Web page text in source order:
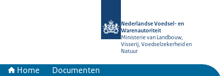
Nederlandse Voedsel- en
Warenautoriteit
Ministerie van Landbouw,
Visserij, Voedselzekerheid en
Natuur
Home Documenten